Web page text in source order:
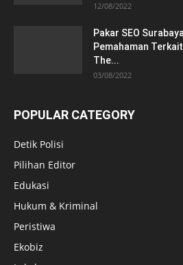
12/08/2022
Pakar SEO
Pemahaman
The...
03/08/2022
POPULAR CATEGORY
Detik Polisi
Pilihan Editor
Edukasi
Hukum & Kriminal
Peristiwa
Ekobiz